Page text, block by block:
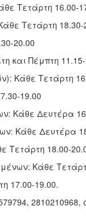
Τετάρτη 16.00-
Τετάρτη 18.30-
20.00
και Πέμπτη
Κάθε Τετάρτη
19.00
Κάθε Δευτέρα
Κάθε Δευτέρα
18.00-
Κάθε
17.00-19.00.
2810210968,